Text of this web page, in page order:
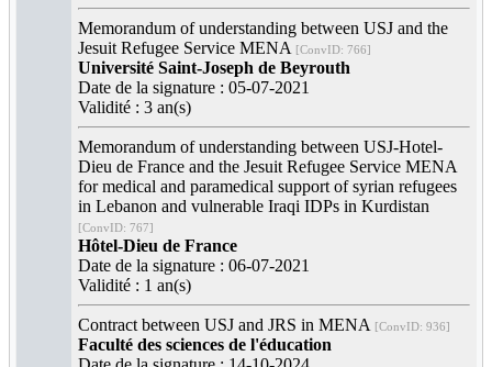
Memorandum of understanding between USJ and the
Jesuit Refugee Service MENA [ConvID: 766]
Université Saint-Joseph de Beyrouth
Date de la signature : 05-07-2021
Validité : 3 an(s)
Memorandum of understanding between USJ-Hotel-
Dieu de France and the Jesuit Refugee Service MENA
for medical and paramedical support of syrian refugees
in Lebanon and vulnerable Iraqi IDPs in Kurdistan
[ConvID: 767]
Hôtel-Dieu de France
Date de la signature : 06-07-2021
Validité : 1 an(s)
Contract between USJ and JRS in MENA [ConvID: 936]
Faculté des sciences de l'éducation